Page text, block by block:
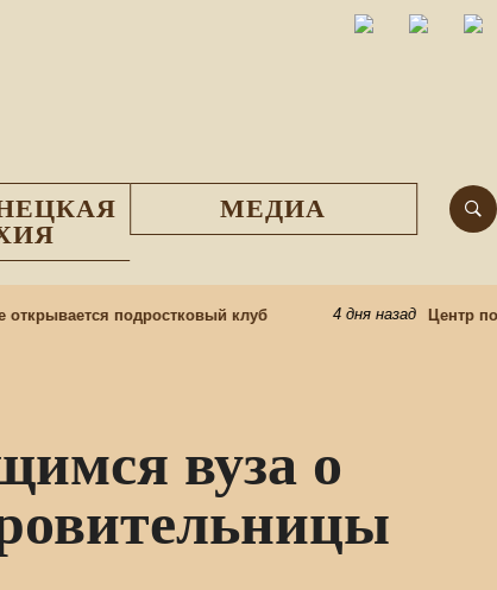
МЕДИА
подростковый клуб 4 дня назад Центр
вуза о